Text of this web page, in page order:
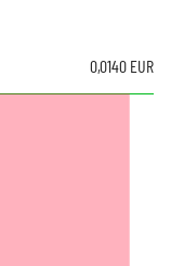
0,0140 EUR